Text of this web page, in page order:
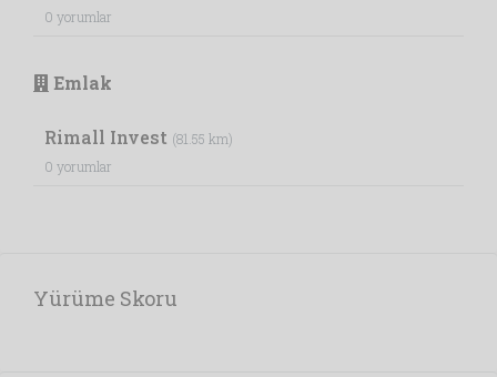
0 yorumlar
Emlak
Rimall Invest (81.55 km)
0 yorumlar
Yürüme Skoru